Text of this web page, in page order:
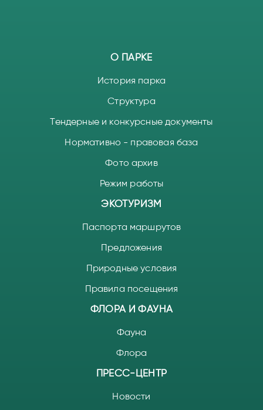
О ПАРКЕ
История парка
Структура
Тендерные и конкурсные документы
Нормативно - правовая база
Фото архив
Режим работы
ЭКОТУРИЗМ
Паспорта маршрутов
Предложения
Природные условия
Правила посещения
ФЛОРА И ФАУНА
Фауна
Флора
ПРЕСС-ЦЕНТР
Новости